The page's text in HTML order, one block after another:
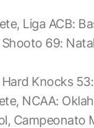
Liga ACB:
69:
Knocks
NCAA:
Campeonato